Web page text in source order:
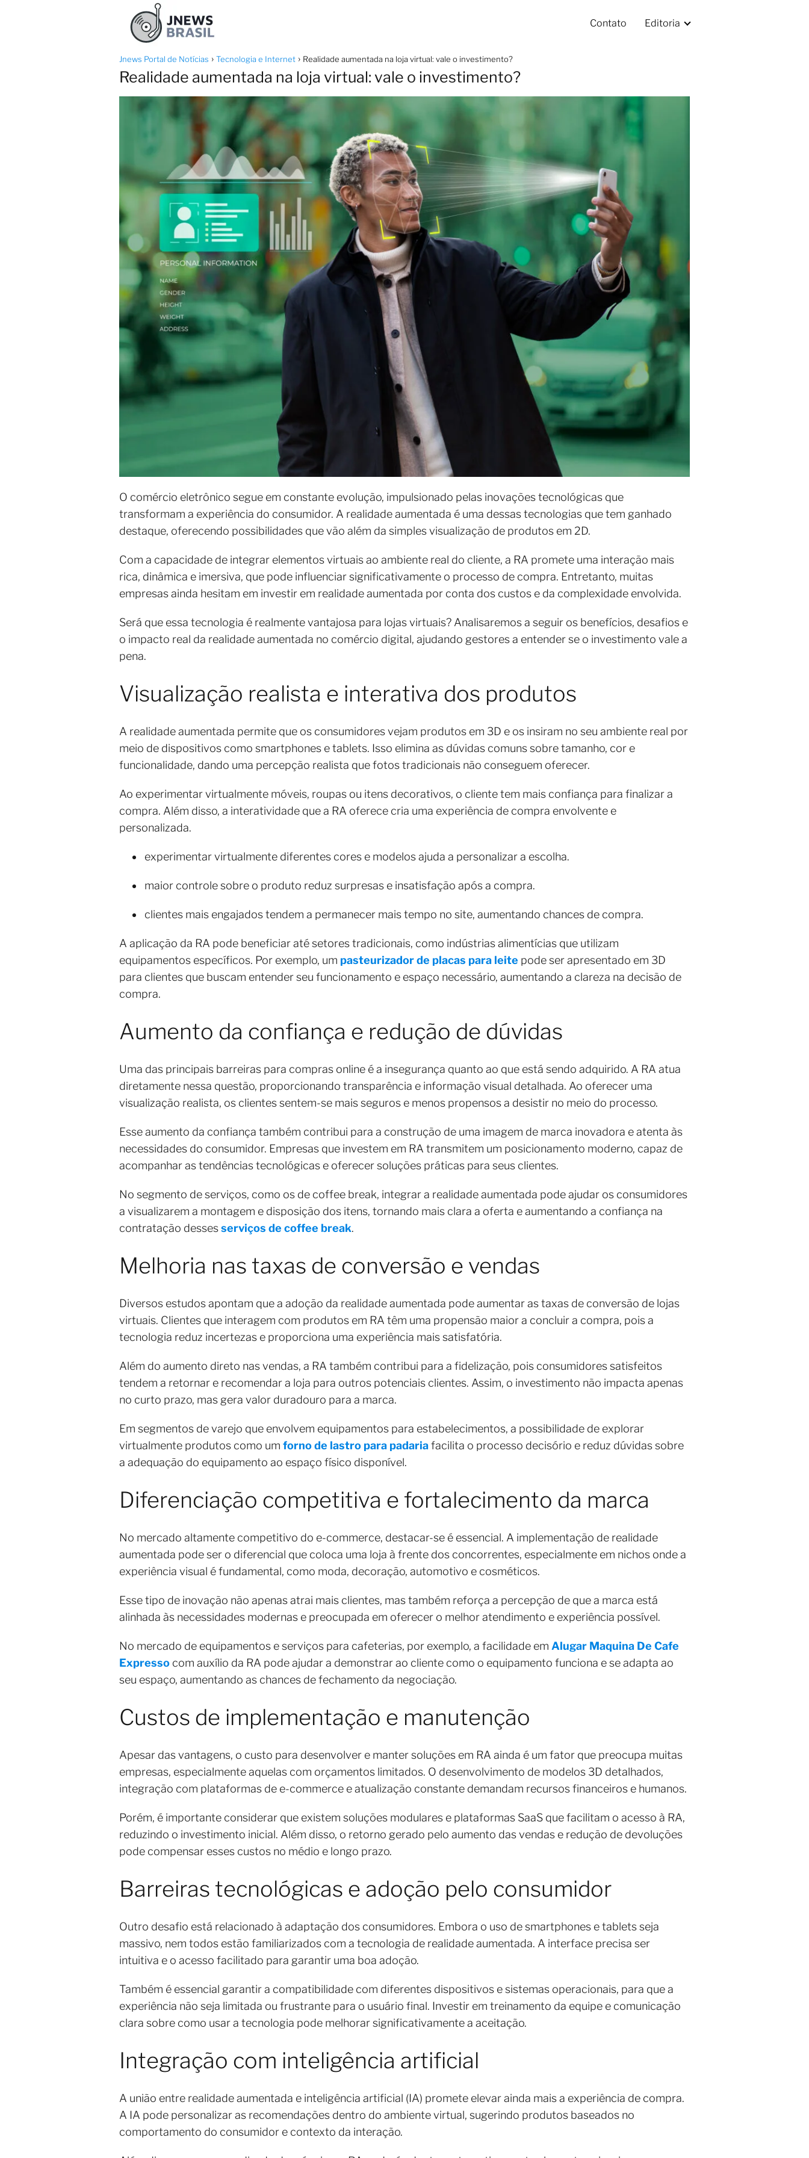
Contato Editoria
Jnews Portal de Notícias Tecnologia e Internet Realidade aumentada na loja virtual: vale o investimento?
Realidade aumentada na loja virtual: vale o investimento?
O comércio eletrônico segue em constante evolução, impulsionado pelas inovações tecnológicas que
transformam a experiência do consumidor. A realidade aumentada é uma dessas tecnologias que tem ganhado
destaque, oferecendo possibilidades que vão além da simples visualização de produtos em 2D.
Com a capacidade de integrar elementos virtuais ao ambiente real do cliente, a RA promete uma interação mais
rica, dinâmica e imersiva, que pode influenciar significativamente o processo de compra. Entretanto, muitas
empresas ainda hesitam em investir em realidade aumentada por conta dos custos e da complexidade envolvida.
Será que essa tecnologia é realmente vantajosa para lojas virtuais? Analisaremos a seguir os benefícios, desafios e
o impacto real da realidade aumentada no comércio digital, ajudando gestores a entender se o investimento vale a
pena.
Visualização realista e interativa dos produtos
A realidade aumentada permite que os consumidores vejam produtos em 3D e os insiram no seu ambiente real por
meio de dispositivos como smartphones e tablets. Isso elimina as dúvidas comuns sobre tamanho, cor e
funcionalidade, dando uma percepção realista que fotos tradicionais não conseguem oferecer.
Ao experimentar virtualmente móveis, roupas ou itens decorativos, o cliente tem mais confiança para finalizar a
compra. Além disso, a interatividade que a RA oferece cria uma experiência de compra envolvente e
personalizada.
experimentar virtualmente diferentes cores e modelos ajuda a personalizar a escolha.
maior controle sobre o produto reduz surpresas e insatisfação após a compra.
clientes mais engajados tendem a permanecer mais tempo no site, aumentando chances de compra.
A aplicação da RA pode beneficiar até setores tradicionais, como indústrias alimentícias que utilizam
equipamentos específicos. Por exemplo, um pasteurizador de placas para leite pode ser apresentado em 3D
para clientes que buscam entender seu funcionamento e espaço necessário, aumentando a clareza na decisão de
compra.
Aumento da confiança e redução de dúvidas
Uma das principais barreiras para compras online é a insegurança quanto ao que está sendo adquirido. A RA atua
diretamente nessa questão, proporcionando transparência e informação visual detalhada. Ao oferecer uma
visualização realista, os clientes sentem-se mais seguros e menos propensos a desistir no meio do processo.
Esse aumento da confiança também contribui para a construção de uma imagem de marca inovadora e atenta às
necessidades do consumidor. Empresas que investem em RA transmitem um posicionamento moderno, capaz de
acompanhar as tendências tecnológicas e oferecer soluções práticas para seus clientes.
No segmento de serviços, como os de coffee break, integrar a realidade aumentada pode ajudar os consumidores
a visualizarem a montagem e disposição dos itens, tornando mais clara a oferta e aumentando a confiança na
contratação dessesserviços de coffee break.
Melhoria nas taxas de conversão e vendas
Diversos estudos apontam que a adoção da realidade aumentada pode aumentar as taxas de conversão de lojas
virtuais. Clientes que interagem com produtos em RA têm uma propensão maior a concluir a compra, pois a
tecnologia reduz incertezas e proporciona uma experiência mais satisfatória.
Além do aumento direto nas vendas, a RA também contribui para a fidelização, pois consumidores satisfeitos
tendem a retornar e recomendar a loja para outros potenciais clientes. Assim, o investimento não impacta apenas
no curto prazo, mas gera valor duradouro para a marca.
Em segmentos de varejo que envolvem equipamentos para estabelecimentos, a possibilidade de explorar
virtualmente produtos como um forno de lastro para padariafacilita o processo decisório e reduz dúvidas sobre
a adequação do equipamento ao espaço físico disponível.
Diferenciação competitiva e fortalecimento da marca
No mercado altamente competitivo do e-commerce, destacar-se é essencial. A implementação de realidade
aumentada pode ser o diferencial que coloca uma loja à frente dos concorrentes, especialmente em nichos onde a
experiência visual é fundamental, como moda, decoração, automotivo e cosméticos.
Esse tipo de inovação não apenas atrai mais clientes, mas também reforça a percepção de que a marca está
alinhada às necessidades modernas e preocupada em oferecer o melhor atendimento e experiência possível.
No mercado de equipamentos e serviços para cafeterias, por exemplo, a facilidade em Alugar Maquina De Cafe
Expresso com auxílio da RA pode ajudar a demonstrar ao cliente como o equipamento funciona e se adapta ao
seu espaço, aumentando as chances de fechamento da negociação.
Custos de implementação e manutenção
Apesar das vantagens, o custo para desenvolver e manter soluções em RA ainda é um fator que preocupa muitas
empresas, especialmente aquelas com orçamentos limitados. O desenvolvimento de modelos 3D detalhados,
integração com plataformas de e-commerce e atualização constante demandam recursos financeiros e humanos.
Porém, é importante considerar que existem soluções modulares e plataformas SaaS que facilitam o acesso à RA,
reduzindo o investimento inicial. Além disso, o retorno gerado pelo aumento das vendas e redução de devoluções
pode compensar esses custos no médio e longo prazo.
Barreiras tecnológicas e adoção pelo consumidor
Outro desafio está relacionado à adaptação dos consumidores. Embora o uso de smartphones e tablets seja
massivo, nem todos estão familiarizados com a tecnologia de realidade aumentada. A interface precisa ser
intuitiva e o acesso facilitado para garantir uma boa adoção.
Também é essencial garantir a compatibilidade com diferentes dispositivos e sistemas operacionais, para que a
experiência não seja limitada ou frustrante para o usuário final. Investir em treinamento da equipe e comunicação
clara sobre como usar a tecnologia pode melhorar significativamente a aceitação.
Integração com inteligência artificial
A união entre realidade aumentada e inteligência artificial (IA) promete elevar ainda mais a experiência de compra.
A IA pode personalizar as recomendações dentro do ambiente virtual, sugerindo produtos baseados no
comportamento do consumidor e contexto da interação.